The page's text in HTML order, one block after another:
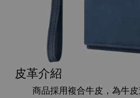
皮革介紹
商品採用複合牛皮，為牛皮